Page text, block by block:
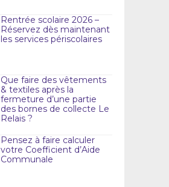
Rentrée scolaire 2026 –
Réservez dès maintenant
les services périscolaires
Que faire des vêtements
& textiles après la
fermeture d’une partie
des bornes de collecte Le
Relais ?
Pensez à faire calculer
votre Coefficient d’Aide
Communale